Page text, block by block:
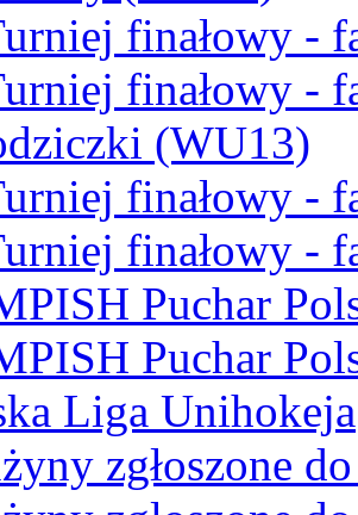
finałowy -
finałowy -
(WU13)
finałowy -
finałowy -
Puchar
Puchar
Liga Unihokeja
zgłoszone